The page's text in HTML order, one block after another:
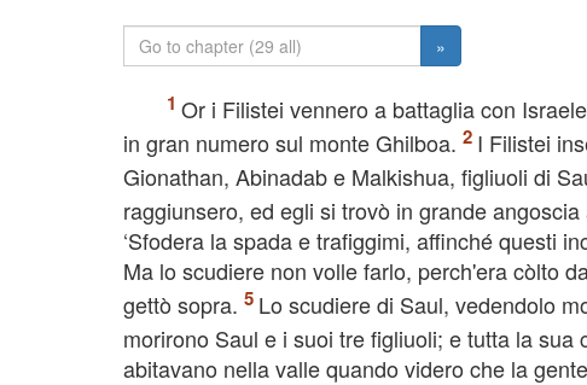
»
Or i Filistei vennero a battaglia con
in gran numero sul monte Ghilboa.
I Filistei
Gionathan, Abinadab e Malkishua, figliuoli di
raggiunsero, ed egli si trovò in grande
‘Sfodera la spada e trafiggimi, affinché questi
Ma lo scudiere non volle farlo, perch'era còlto
gettò sopra.
Lo scudiere di Saul, vedendolo
morirono Saul e i suoi tre figliuoli; e tutta la sua
abitavano nella valle quando videro che la